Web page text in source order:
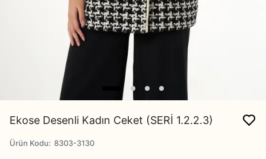
Ekose Desenli Kadın Ceket (SERİ 1.2.2.3)
Ürün Kodu: 8303-3130